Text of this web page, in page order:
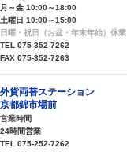
月～金 10:00～18:00
土曜日 10:00～15:00
日曜・祝日（お盆・年末年始）休業
TEL 075-352-7262
FAX 075-352-7263
外貨両替ステーション
京都錦市場前
営業時間
24時間営業
TEL 075-252-7262